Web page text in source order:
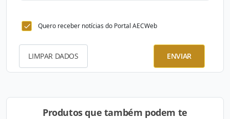
Quero receber notícias do Portal AECWeb
LIMPAR DADOS ENVIAR
Produtos que também podem te